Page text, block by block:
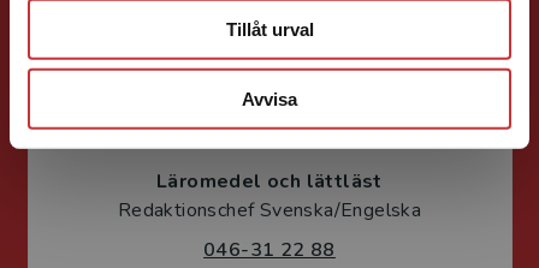
Tillåt urval
Avvisa
Per Lindsjö
Läromedel och lättläst
Redaktionschef Svenska/Engelska
046-31 22 88